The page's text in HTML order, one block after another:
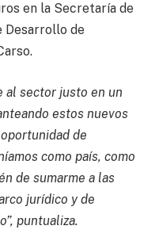
en la Secretaría de
Desarrollo de
al sector justo en un
estos nuevos
de
como país, como
de sumarme a las
jurídico y de
puntualiza.